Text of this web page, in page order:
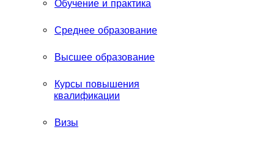
Обучение и практика
Среднее образование
Высшее образование
Курсы повышения
квалификации
Визы